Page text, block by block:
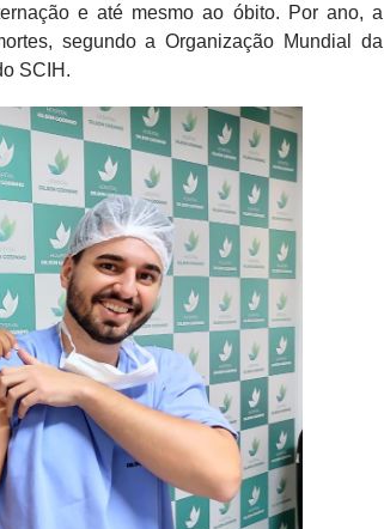
e até mesmo ao óbito. Por ano, a
segundo a Organização Mundial da
SCIH.